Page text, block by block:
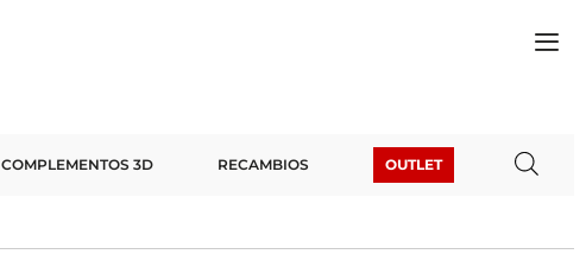
COMPLEMENTOS 3D RECAMBIOS OUTLET